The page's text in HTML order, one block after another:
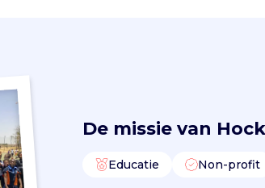
De missie van
Educatie Non-profit